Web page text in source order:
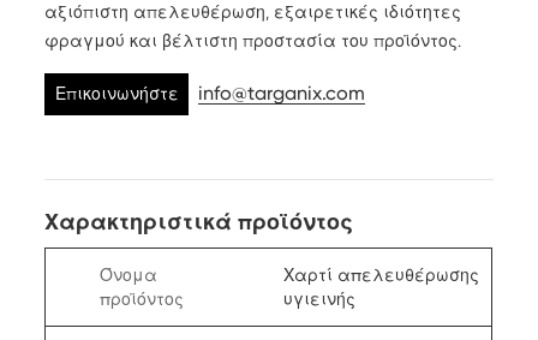
αξιόπιστη απελευθέρωση, εξαιρετικές ιδιότητες
φραγμού και βέλτιστη προστασία του προϊόντος.
Επικοινωνήστε info@targanix.com
Χαρακτηριστικά προϊόντος
Όνομα
προϊόντος
Χαρτί απελευθέρωσης
υγιεινής